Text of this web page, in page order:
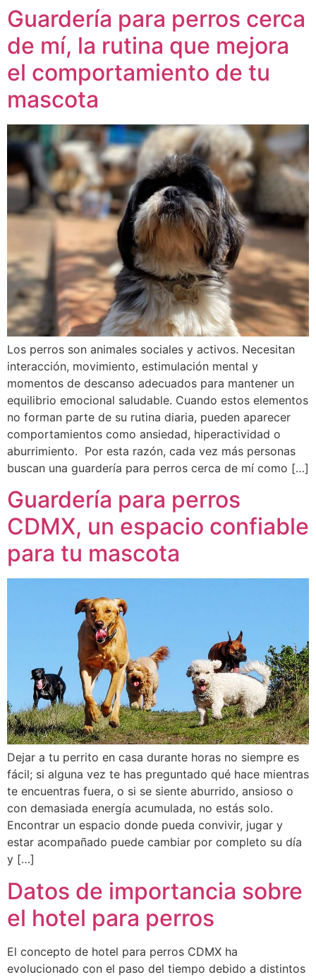
Guardería para perros cerca
de mí, la rutina que mejora
el comportamiento de tu
mascota
Los perros son animales sociales y activos. Necesitan
interacción, movimiento, estimulación mental y
momentos de descanso adecuados para mantener un
equilibrio emocional saludable. Cuando estos elementos
no forman parte de su rutina diaria, pueden aparecer
comportamientos como ansiedad, hiperactividad o
aburrimiento. Por esta razón, cada vez más personas
buscan una guardería para perros cerca de mí como […]
Guardería para perros
CDMX, un espacio confiable
para tu mascota
Dejar a tu perrito en casa durante horas no siempre es
fácil; si alguna vez te has preguntado qué hace mientras
te encuentras fuera, o si se siente aburrido, ansioso o
con demasiada energía acumulada, no estás solo.
Encontrar un espacio donde pueda convivir, jugar y
estar acompañado puede cambiar por completo su día
y […]
Datos de importancia sobre
el hotel para perros
El concepto de hotel para perros CDMX ha
evolucionado con el paso del tiempo debido a distintos